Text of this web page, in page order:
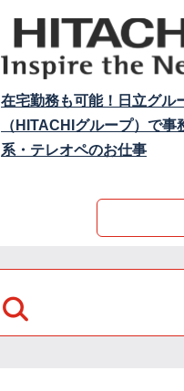
在宅勤務も可能！日立グル
（HITACHIグループ）で事
系・テレオペのお仕事